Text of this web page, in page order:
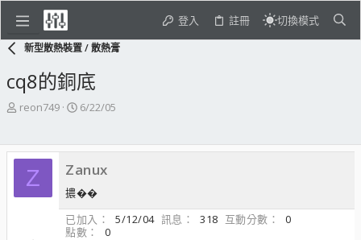
登入 註冊 切換模式
新型散熱裝置 / 散熱膏
cq8的銅底
主
起
人
reon749
開
期
6/22/05
Z Zanux
擃��
已加入
5/12/04 訊息 318 互動分數
0
點數
0